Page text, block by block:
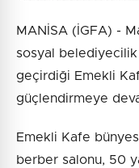
MANİSA (İGFA) -
sosyal belediyecilik
geçirdiği Emekli
güçlendirmeye
Emekli Kafe
berber salonu, 50